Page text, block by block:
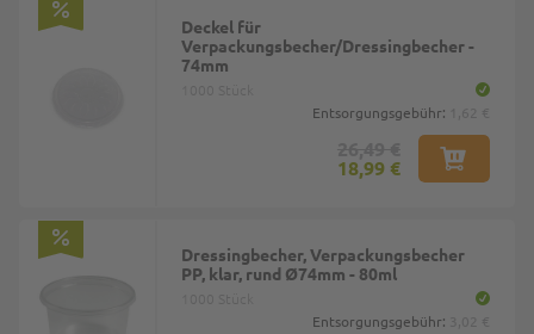
Deckel für
Verpackungsbecher/Dressingbecher -
74mm
Entsorgungsgebühr:
18,99 €
Dressingbecher, Verpackungsbecher
PP, klar, rund Ø74mm - 80ml
Entsorgungsgebühr: